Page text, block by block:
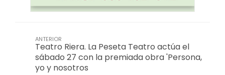
ANTERIOR
Teatro Riera. La Peseta Teatro actúa el
sábado 27 con la premiada obra 'Persona,
yo y nosotros